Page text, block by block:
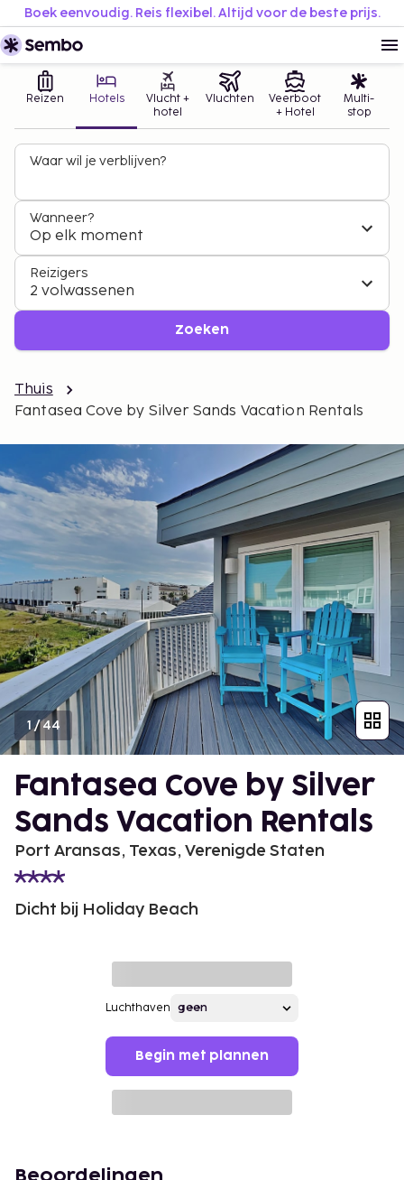
Boek eenvoudig. Reis flexibel. Altijd voor de beste prijs.
Reizen Hotels
Vlucht +
hotel
Vluchten
Veerboot
+ Hotel
Multi-
stop
Waar wil je verblijven?
Wanneer?
Op elk moment
Reizigers
2 volwassenen
Zoeken
Thuis
Fantasea Cove by Silver Sands Vacation Rentals
1/44
Fantasea Cove by Silver
Sands Vacation Rentals
Port Aransas, Texas, Verenigde Staten
Dicht bij Holiday Beach
Luchthaven
Begin met plannen
Beoordelingen